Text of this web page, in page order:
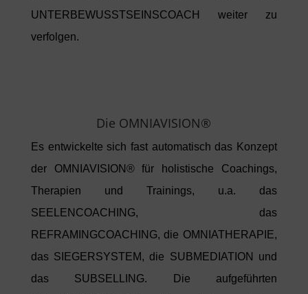
UNTERBEWUSSTSEINSCOACH weiter zu
verfolgen.
Die OMNIAVISION®
Es entwickelte sich fast automatisch das Konzept
der OMNIAVISION® für holistische Coachings,
Therapien und Trainings, u.a. das
SEELENCOACHING, das
REFRAMINGCOACHING, die OMNIATHERAPIE,
das SIEGERSYSTEM, die SUBMEDIATION und
das SUBSELLING. Die aufgeführten